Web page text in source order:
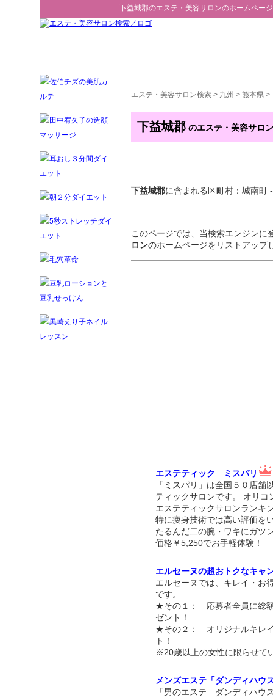
下益城郡のエステ・美容サロンのホームペー
エステ・美容サロン検索 > 九州 > 熊本県 >
下益城郡 のエステ・美容サロン
下益城郡に含まれる区町村：城南町
このページでは、当検索エンジンに
ロンのホームページをリストアップ
エステティック ミスパリ
「ミスパリ」は全国５０店舗
ティックサロンです。 オリ
エステティックサロンランキ
特に痩身技術では高い評価を
たるんだ二の腕・ワキにガツ
価格￥5,250でお手軽体験！
エルセーヌの超おトクなキャ
エルセーヌでは、キレイ・お
です。
★その１： 応募者全員に総
ゼント！
★その２： オリジナルキレ
ト！
※20歳以上の女性に限らせて
メンズエステ「ダンディハウ
「男のエステ ダンディハウ